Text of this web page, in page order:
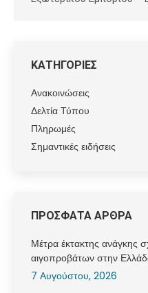
ΚΑΤΗΓΟΡΙΕΣ
Ανακοινώσεις
Δελτία Τύπου
Πληρωμές
Σημαντικές ειδήσεις
ΠΡΟΣΦΑΤΑ ΑΡΘΡΑ
Μέτρα έκτακτης ανάγκης
αιγοπροβάτων στην
7 Αυγούστου, 2026